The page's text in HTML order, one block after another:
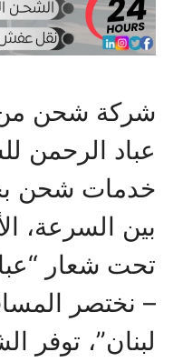
شركة شحن من
عباد الرحمن
خدمات شحن
بين السرعة،
تحت شعار
– نختصر
لبنان”، توفر